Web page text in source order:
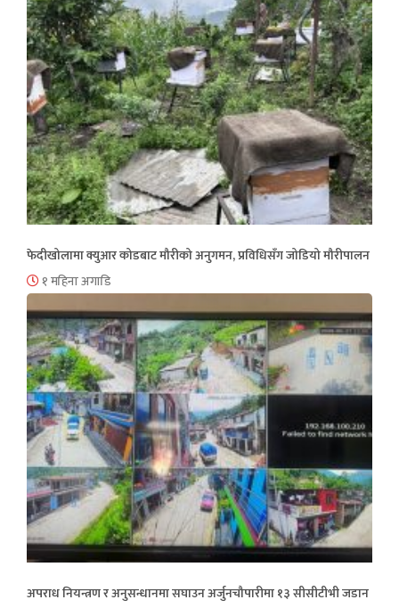
फेदीखोलामा क्युआर कोडबाट मौरीको अनुगमन, प्रविधिसँग जोडियो मौरीपालन
१ महिना अगाडि
अपराध नियन्त्रण र अनुसन्धानमा सघाउन अर्जुनचौपारीमा १३ सीसीटीभी जडान